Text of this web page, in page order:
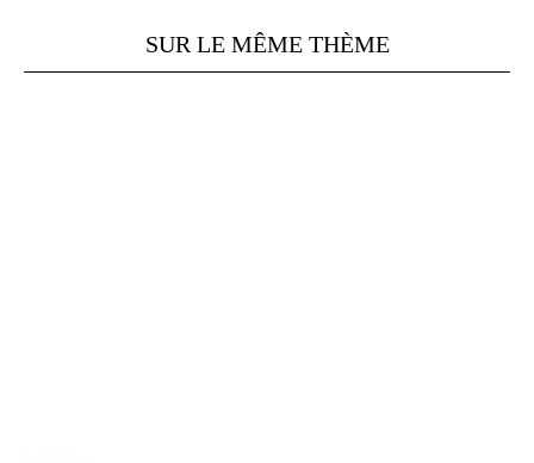
SUR LE MÊME THÈME